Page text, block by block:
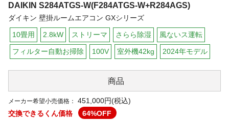
DAIKIN S284ATGS-W(F284ATGS-W+R284AGS)
ダイキン 壁掛ルームエアコン GXシリーズ
10畳用 2.8kW ストリーマ さらら除湿 風ないス運転
フィルター自動お掃除 100V 室外機42kg 2024年モデル
商品
メーカー希望小売価格：
451,000円(税込)
交換できるくん価格
64%OFF